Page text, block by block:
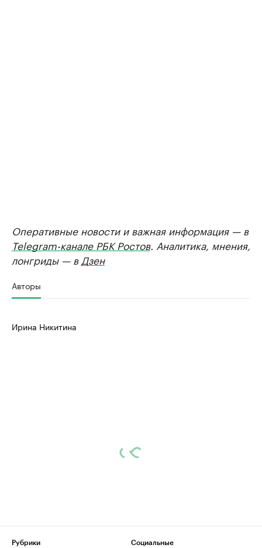
Оперативные новости и важная информация — в
Telegram-канале РБК Ростов. Аналитика, мнения,
лонгриды — в Дзен
Авторы
Ирина Никитина
Рубрики
Социальные